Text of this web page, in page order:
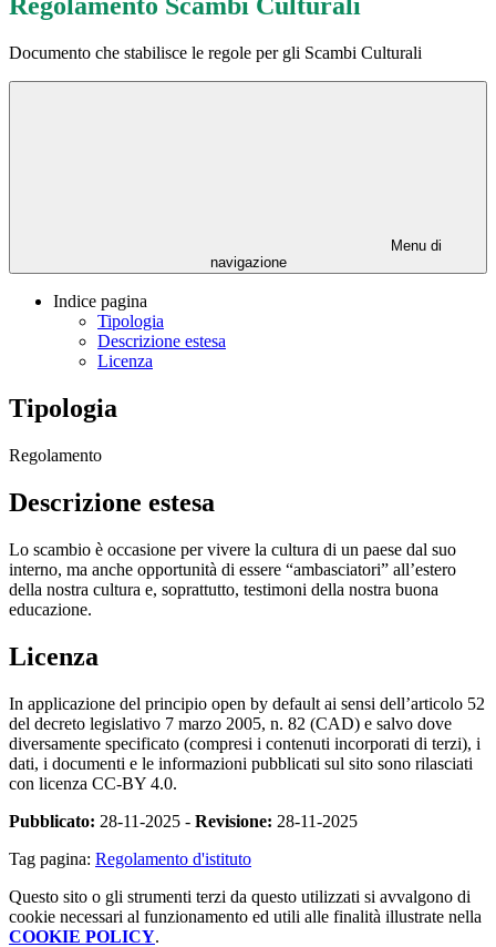
Regolamento Scambi Culturali
Documento che stabilisce le regole per gli Scambi Culturali
Menu di
navigazione
Indice pagina
Tipologia
Descrizione estesa
Licenza
Tipologia
Regolamento
Descrizione estesa
Lo scambio è occasione per vivere la cultura di un paese dal suo
interno, ma anche opportunità di essere “ambasciatori” all’estero
della nostra cultura e, soprattutto, testimoni della nostra buona
educazione.
Licenza
In applicazione del principio open by default ai sensi dell’articolo 52
del decreto legislativo 7 marzo 2005, n. 82 (CAD) e salvo dove
diversamente specificato (compresi i contenuti incorporati di terzi), i
dati, i documenti e le informazioni pubblicati sul sito sono rilasciati
con licenza CC-BY 4.0.
Pubblicato: 28-11-2025 - Revisione: 28-11-2025
Tag pagina: Regolamento d'istituto
Questo sito o gli strumenti terzi da questo utilizzati si avvalgono di
cookie necessari al funzionamento ed utili alle finalità illustrate nella
COOKIE POLICY.